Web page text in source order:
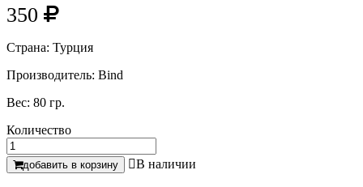
350
Страна: Турция
Производитель: Bind
Вес: 80 гр.
Количество
добавить в корзину В наличии